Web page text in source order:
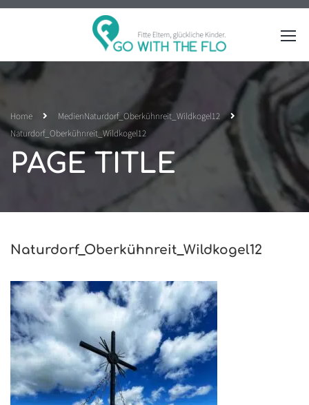
Home MedienNaturdorf_Oberkühnreit_Wildkogel12
Naturdorf_Oberkühnreit_Wildkogel12
PAGE TITLE
Naturdorf_Oberkühnreit_Wildkogel12